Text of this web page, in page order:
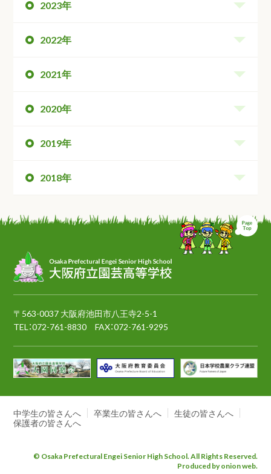
2023年
2022年
2021年
2020年
2019年
2018年
ペ
〒563-0037 大阪府池田市八王寺2-5-1
TEL：072-761-8830 FAX：072-761-9295
中学生の皆さんへ 卒業生の皆さんへ
生徒の皆さんへ
保護者の皆さんへ
© Osaka Prefectural Engei Senior High School. All Rights Reserved.
Produced by onion web.